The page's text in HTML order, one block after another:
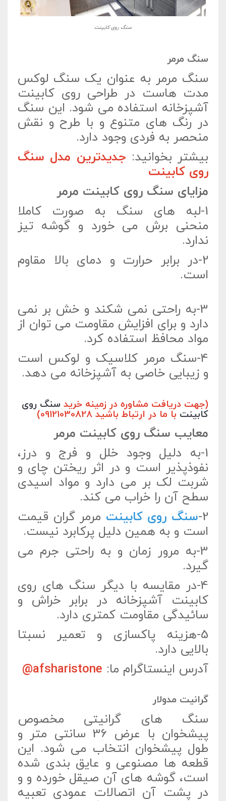
سنگ روی کابینت
سنگ مرمر
سنگ مرمر به عنوان یک سنگ لوکس
مدت هاست در طراحی روی کابینت
آشپزخانه استفاده می شود. این سنگ
در رنگ های متنوع و با طرح و نقش
منحصر به فردی وجود دارد.
بیشتر بخوانید: جدیدترین مدل سنگ
روی کابینت
مزایای سنگ روی کابینت مرمر
1-لبه های سنگ به صورت کاملا
منحنی برش می خورد و گوشه تیز
ندارد.
2-در برابر حرارت و دمای بالا مقاوم
است.
3-به راحتی نمی شکند و خش بر نمی
دارد و برای افزایش مقاومت می توان از
مواد محافظ استفاده کرد.
4-سنگ مرمر کلاسیک و لوکس است
و زیبایی خاصی به آشپزخانه می دهد.
(جهت دریافت مشاوره در زمینه خرید سنگ روی
کابینت با ما در ارتباط باشید 09121030828)
معایب سنگ روی کابینت مرمر
1-به دلیل وجود خلل و فرج و درز،
نفوذپذیر است و در اثر ریختن چای و
شربت لک بر می دارد و مواد اسیدی
سطح آن را خراب می کند.
2- سنگ روی کابینت مرمر گران قیمت
است و به همین دلیل پرکابرد نیست.
3-به مرور زمان و به راحتی جرم می
گیرد.
4-در مقایسه با دیگر سنگ های روی
کابینت آشپزخانه در برابر خراش و
سائیدگی مقاومت کمتری دارد.
5-هزینه پاکسازی و تعمیر نسبتا
بالایی دارد.
آدرس اینستاگرام ما: afsharistone@
گرانیت مدولار
سنگ های گرانیتی مخصوص
پیشخوان با عرض 36 سانتی متر و
طول پیشخوان انتخاب می شود. این
قطعه ها مصنوعی و عایق بندی شده
است، گوشه های آن صیقل خورده و و
در پشت آن اتصالات عمودی تعبیه